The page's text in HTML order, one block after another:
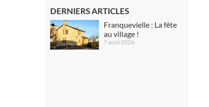
DERNIERS ARTICLES
Franquevielle : La fête
au village !
7 août 2026